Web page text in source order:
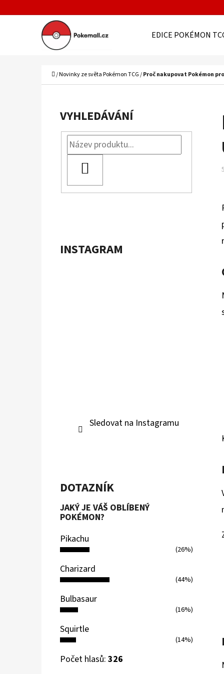
EDICE POKÉMON
Domů
/Novinky ze světa Pokémon TCG/Proč nakupovat Pokémon
VYHLEDÁVÁNÍ
INSTAGRAM
Sledovat na Instagramu
DOTAZNÍK
JAKÝ JE VÁŠ OBLÍBENÝ
POKÉMON?
Pikachu
(26%)
Charizard
(44%)
Bulbasaur
(16%)
Squirtle
(14%)
Počet hlasů: 326
Zpět
do
obchodu
Zpět
do
obchodu